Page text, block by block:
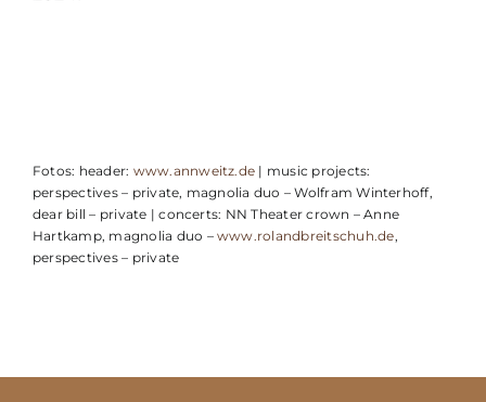
Fotos: header: www.annweitz.de | music projects:
perspectives – private, magnolia duo – Wolfram Winterhoff,
dear bill – private | concerts: NN Theater crown – Anne
Hartkamp, magnolia duo – www.rolandbreitschuh.de,
perspectives – private